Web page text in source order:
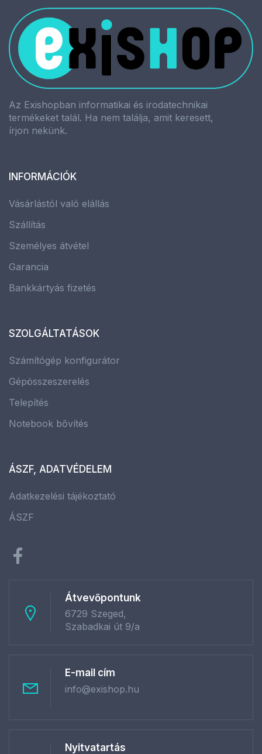
Az Exishopban informatikai és irodatechnikai
termékeket talál. Ha nem találja, amit keresett,
írjon nekünk.
INFORMÁCIÓK
Vásárlástól való elállás
Szállítás
Személyes átvétel
Garancia
Bankkártyás fizetés
SZOLGÁLTATÁSOK
Számítógép konfigurátor
Gépösszeszerelés
Telepítés
Notebook bővítés
ÁSZF, ADATVÉDELEM
Adatkezelési tájékoztató
ÁSZF
Átvevőpontunk
6729 Szeged,
Szabadkai út 9/a
E-mail cím
info@exishop.hu
Nyitvatartás